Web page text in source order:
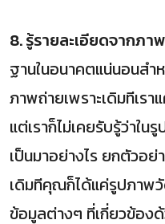
8. รู้รายละเอียดจากภา
ฐานในอนาคตแน่นอนส
ภาพถ่ายเพราะเดิมทีเร
แต่เราก็ไม่เคยรับรู้ว่าใน
เป็นมาอย่างไร ยกตัวอ
เดิมทีคุณก็ได้แค่รูปภาพ
ข้อมูลต่างๆ ที่เกี่ยวข้อง